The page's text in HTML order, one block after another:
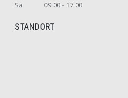
Sa
09:00 - 17:00
STANDORT